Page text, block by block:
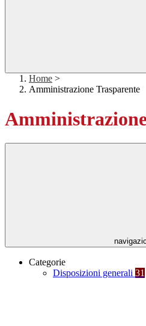
Home >
Amministrazione Trasparente
Categorie
Disposizioni generali 31